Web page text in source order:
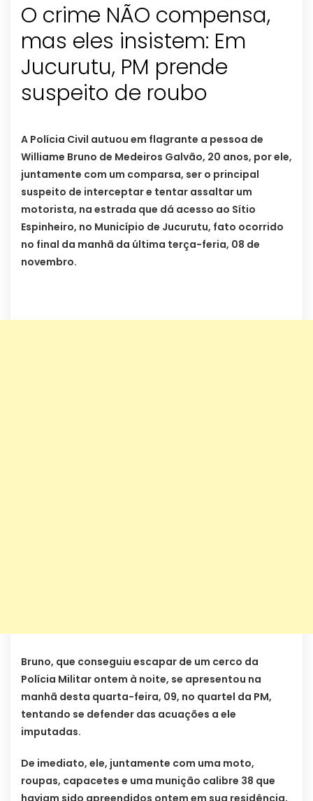
O crime NÃO compensa,
mas eles insistem: Em
Jucurutu, PM prende
suspeito de roubo
A Polícia Civil autuou em flagrante a pessoa de
Williame Bruno de Medeiros Galvão, 20 anos, por ele,
juntamente com um comparsa, ser o principal
suspeito de interceptar e tentar assaltar um
motorista, na estrada que dá acesso ao Sítio
Espinheiro, no Município de Jucurutu, fato ocorrido
no final da manhã da última terça-feria, 08 de
novembro.
Bruno, que conseguiu escapar de um cerco da
Polícia Militar ontem à noite, se apresentou na
manhã desta quarta-feira, 09, no quartel da PM,
tentando se defender das acuações a ele
imputadas.
De imediato, ele, juntamente com uma moto,
roupas, capacetes e uma munição calibre 38 que